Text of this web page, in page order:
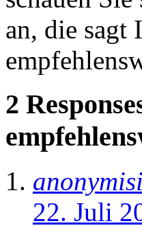
an, die sagt
2
22. Juli